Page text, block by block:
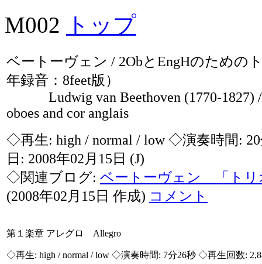
M002 トップ
ベートーヴェン / 2ObとEngHのための
年録音：8feet版）
Ludwig van Beethoven (1770-1827) /
oboes and cor anglais
◇再生: high / normal / low ◇演奏時間:
日: 2008年02月15日 (J)
◇関連ブログ: ベートーヴェン 「トリ
(2008年02月15日 作成) コメント
第１楽章 アレグロ Allegro
◇再生: high / normal / low ◇演奏時間: 7分26秒 ◇再生回数: